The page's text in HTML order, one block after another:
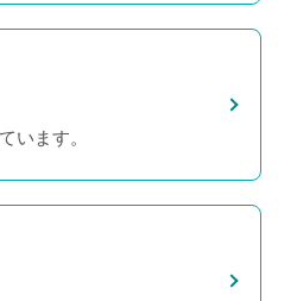
います。